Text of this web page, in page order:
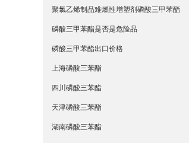
聚氯乙烯制品难燃性增塑剂磷酸三甲苯酯
磷酸三甲苯酯是否是危险品
磷酸三甲苯酯出口价格
上海磷酸三苯酯
四川磷酸三苯酯
天津磷酸三苯酯
湖南磷酸三苯酯